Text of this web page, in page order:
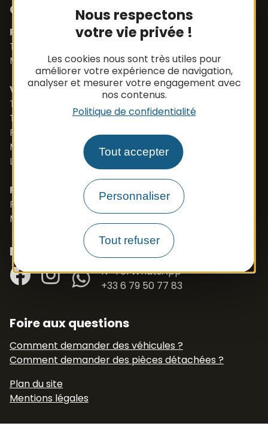
Nous respectons
votre vie privée !
Les cookies nous sont très utiles pour
améliorer votre expérience de navigation,
analyser et mesurer votre engagement avec
nos contenus.
Politique de confidentialité
Tout accepter
Personnaliser
Tout refuser
Contacts
Pièces détachées
Tél. +33 (0)5 65 48 19 32
Mail :
contact@apbfrance.com
Véhicules
Tél. +33 (0)5 65 48 05 75
Tél. +33 (0)5 65 48 37 97
Port. +33 (0)6 79 50 77 83
Mail :
vehicule@apbfrance.com
Langues parlées : Français, Anglais, Polonais
PROSZE O KONTAKT- J.POLSKI
Port. 0033 673 191 445
Mail :
Nous suivre
Facebook
N° Tél WhatsApp
+33 6 79 50 77 83
Foire aux questions
Comment demander des véhicules ?
Comment demander des pièces détachées ?
Plan du site
Mentions légales